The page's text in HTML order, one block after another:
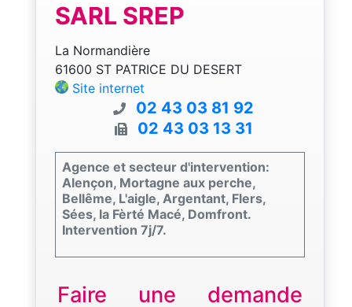
SARL SREP
La Normandière
61600 ST PATRICE DU DESERT
Site internet
02 43 03 81 92
02 43 03 13 31
Agence et secteur d'intervention:
Alençon, Mortagne aux perche,
Bellême, L'aigle, Argentant, Flers,
Sées, la Fèrté Macé, Domfront.
Intervention 7j/7.
Faire une demande